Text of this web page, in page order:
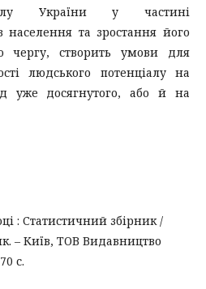
України у частині
населення та зростання його
чергу, створить умови для
людського потенціалу на
уже досягнутого, або й на
: Статистичний збірник /
– Київ, ТОВ Видавництво
с.